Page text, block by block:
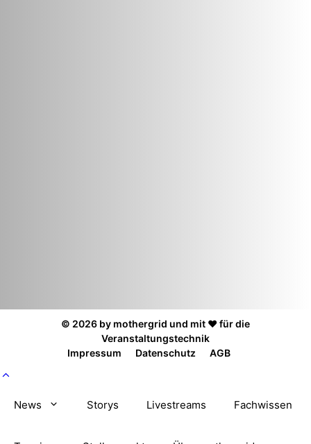
© 2026 by mothergrid und mit ❤️ für die
Veranstaltungstechnik
Impressum
Datenschutz AGB
News Storys Livestreams Fachwissen